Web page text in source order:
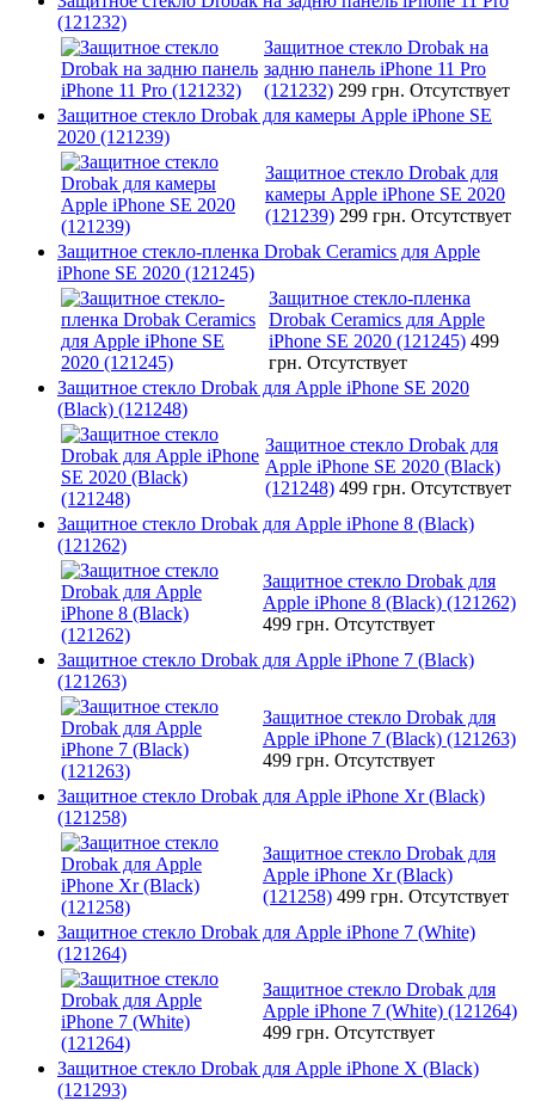
(121232)
Защитное стекло Drobak на
задню панель iPhone 11 Pro
(121232) 299 грн. Отсутствует
Защитное стекло Drobak для камеры Apple iPhone SE
2020 (121239)
Защитное стекло Drobak для
камеры Apple iPhone SE 2020
(121239) 299 грн. Отсутствует
Защитное стекло-пленка Drobak Ceramics для Apple
iPhone SE 2020 (121245)
Защитное стекло-пленка
Drobak Ceramics для Apple
iPhone SE 2020 (121245) 499
грн. Отсутствует
Защитное стекло Drobak для Apple iPhone SE 2020
(Black) (121248)
Защитное стекло Drobak для
Apple iPhone SE 2020 (Black)
(121248) 499 грн. Отсутствует
Защитное стекло Drobak для Apple iPhone 8 (Black)
(121262)
Защитное стекло Drobak для
Apple iPhone 8 (Black) (121262)
499 грн. Отсутствует
Защитное стекло Drobak для Apple iPhone 7 (Black)
(121263)
Защитное стекло Drobak для
Apple iPhone 7 (Black) (121263)
499 грн. Отсутствует
Защитное стекло Drobak для Apple iPhone Xr (Black)
(121258)
Защитное стекло Drobak для
Apple iPhone Xr (Black)
(121258) 499 грн. Отсутствует
Защитное стекло Drobak для Apple iPhone 7 (White)
(121264)
Защитное стекло Drobak для
Apple iPhone 7 (White) (121264)
499 грн. Отсутствует
Защитное стекло Drobak для Apple iPhone X (Black)
(121293)